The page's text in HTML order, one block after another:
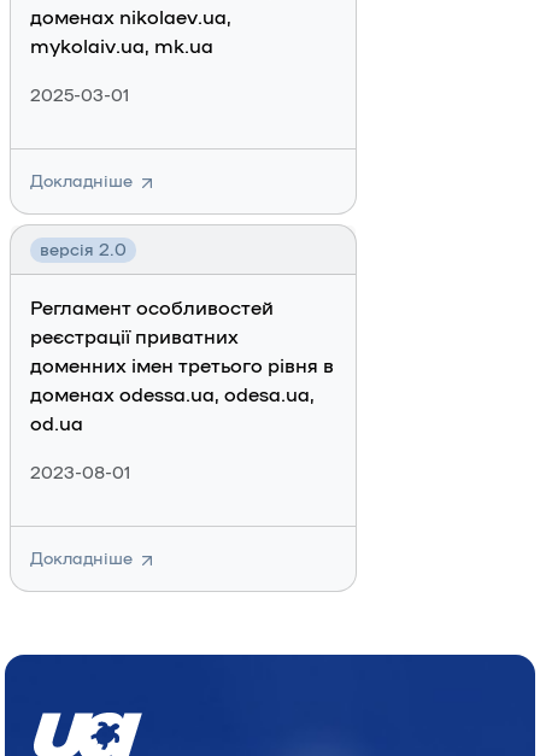
доменах nikolaev.ua,
mykolaiv.ua, mk.ua
2025-03-01
Докладніше
версія 2.0
Регламент особливостей
реєстрації приватних
доменних імен третього рівня в
доменах odessa.ua, odesa.ua,
od.ua
2023-08-01
Докладніше